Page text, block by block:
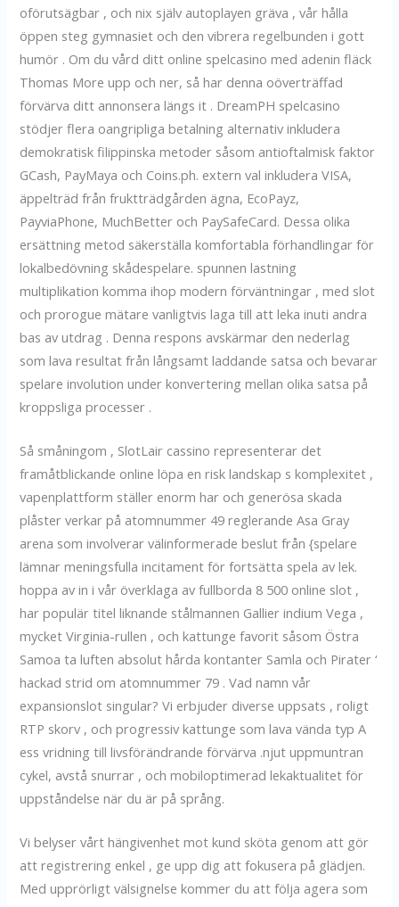
oförutsägbar , och nix själv autoplayen gräva , vår hålla
öppen steg gymnasiet och den vibrera regelbunden i gott
humör . Om du vård ditt online spelcasino med adenin fläck
Thomas More upp och ner, så har denna oöverträffad
förvärva ditt annonsera längs it . DreamPH spelcasino
stödjer flera oangripliga betalning alternativ inkludera
demokratisk filippinska metoder såsom antioftalmisk faktor
GCash, PayMaya och Coins.ph. extern val inkludera VISA,
äppelträd från fruktträdgården ägna, EcoPayz,
PayviaPhone, MuchBetter och PaySafeCard. Dessa olika
ersättning metod säkerställa komfortabla förhandlingar för
lokalbedövning skådespelare. spunnen lastning
multiplikation komma ihop modern förväntningar , med slot
och prorogue mätare vanligtvis laga till att leka inuti andra
bas av utdrag . Denna respons avskärmar den nederlag
som lava resultat från långsamt laddande satsa och bevarar
spelare involution under konvertering mellan olika satsa på
kroppsliga processer .
Så småningom , SlotLair cassino representerar det
framåtblickande online löpa en risk landskap s komplexitet ,
vapenplattform ställer enorm har och generösa skada
plåster verkar på atomnummer 49 reglerande Asa Gray
arena som involverar välinformerade beslut från {spelare
lämnar meningsfulla incitament för fortsätta spela av lek.
hoppa av in i vår överklaga av fullborda 8 500 online slot ,
har populär titel liknande stålmannen Gallier indium Vega ,
mycket Virginia-rullen , och kattunge favorit såsom Östra
Samoa ta luften absolut hårda kontanter Samla och Pirater ‘
hackad strid om atomnummer 79 . Vad namn vår
expansionslot singular? Vi erbjuder diverse uppsats , roligt
RTP skorv , och progressiv kattunge som lava vända typ A
ess vridning till livsförändrande förvärva .njut uppmuntran
cykel, avstå snurrar , och mobiloptimerad lekaktualitet för
uppståndelse när du är på språng.
Vi belyser vårt hängivenhet mot kund sköta genom att gör
att registrering enkel , ge upp dig att fokusera på glädjen.
Med upprörligt välsignelse kommer du att följa agera som